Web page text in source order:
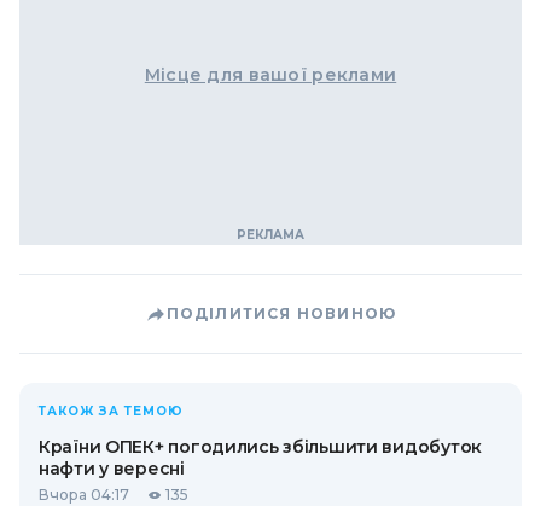
Місце для вашої реклами
ПОДІЛИТИСЯ НОВИНОЮ
ТАКОЖ ЗА ТЕМОЮ
Країни ОПЕК+ погодились збільшити видобуток
нафти у вересні
Вчора 04:17 135